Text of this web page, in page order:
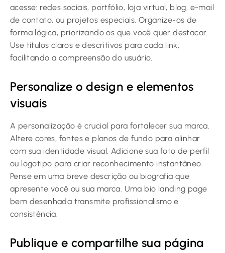
acesse: redes sociais, portfólio, loja virtual, blog, e-mail
de contato, ou projetos especiais. Organize-os de
forma lógica, priorizando os que você quer destacar.
Use títulos claros e descritivos para cada link,
facilitando a compreensão do usuário.
Personalize o design e elementos
visuais
A personalização é crucial para fortalecer sua marca.
Altere cores, fontes e planos de fundo para alinhar
com sua identidade visual. Adicione sua foto de perfil
ou logotipo para criar reconhecimento instantâneo.
Pense em uma breve descrição ou biografia que
apresente você ou sua marca. Uma bio landing page
bem desenhada transmite profissionalismo e
consistência.
Publique e compartilhe sua página